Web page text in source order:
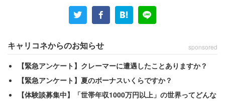
チンコに使うほどのめり込んでいたという。
「大学時代の友人は比較的、裕福な家庭で育った人
が多かったです。私は裕福な家庭ではなかったの
で、パチンコの射幸心が、コンプレックスを打ち消
してくれていたのでしょう。親には『ちょっと生活
キャリコネからのお知らせ sponsored
【緊急アンケート】クレーマーに遭遇したことありますか？
【緊急アンケート】夏のボーナスいくらですか？
【体験談募集中】「世帯年収1000万円以上」の世界ってどんな